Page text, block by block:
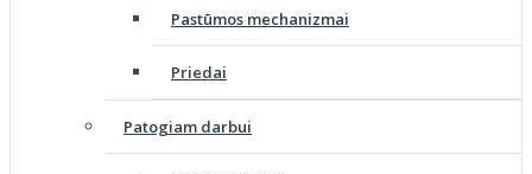
Pastūmos mechanizmai
Priedai
Patogiam darbui